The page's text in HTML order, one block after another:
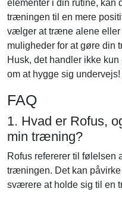
elementer i din rutine, kan
træningen til en mere
vælger at træne alene eller
muligheder for at gøre din
Husk, det handler ikke
om at hygge sig undervejs!
FAQ
1. Hvad er Rofus,
min træning?
Rofus refererer til følelsen
træningen. Det kan
sværere at holde sig til en